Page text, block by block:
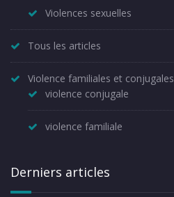
Violences sexuelles
Tous les articles
Violence familiales et conjugales
violence conjugale
violence familiale
Derniers articles